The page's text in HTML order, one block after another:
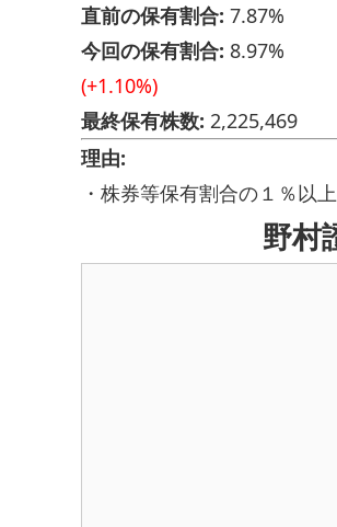
直前の保有割合: 7.87%
今回の保有割合: 8.97%
(+1.10%)
最終保有株数: 2,225,469
理由:
・株券等保有割合の１％以
野村